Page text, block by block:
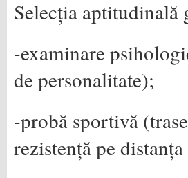
Selecția aptitudinală
-examinare
de personalitate);
-probă sportivă
rezistență pe